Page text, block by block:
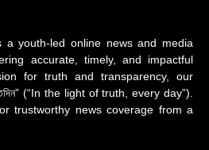
a youth-led online news and media
accurate, timely, and impactful
for truth and transparency, our
(“In the light of truth, every day”).
trustworthy news coverage from a